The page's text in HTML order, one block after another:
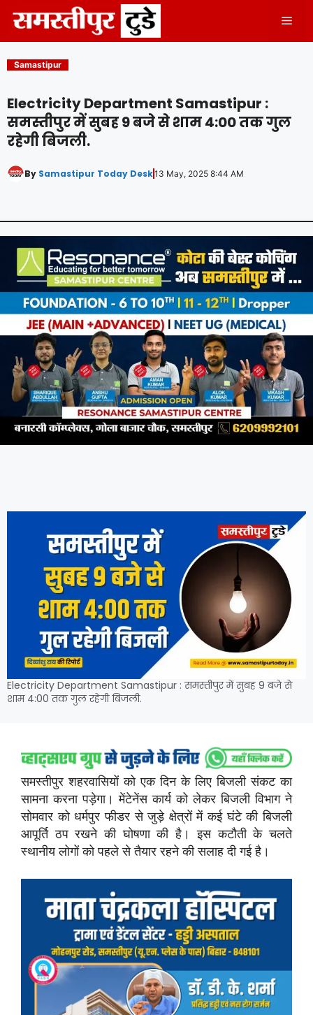
content
Samastipur
Electricity Department Samastipur :
समस्तीपुर में सुबह 9 बजे से शाम 4:00 तक गुल
रहेगी बिजली.
By Samastipur Today Desk13 May, 2025 8:44 AM
Electricity Department Samastipur : समस्तीपुर में सुबह 9 बजे से
शाम 4:00 तक गुल रहेगी बिजली.
समस्तीपुर शहरवासियों को एक दिन के लिए बिजली संकट का
सामना करना पड़ेगा। मेंटेनेंस कार्य को लेकर बिजली विभाग ने
सोमवार को धर्मपुर फीडर से जुड़े क्षेत्रों में कई घंटे की बिजली
आपूर्ति ठप रखने की घोषणा की है। इस कटौती के चलते
स्थानीय लोगों को पहले से तैयार रहने की सलाह दी गई है।